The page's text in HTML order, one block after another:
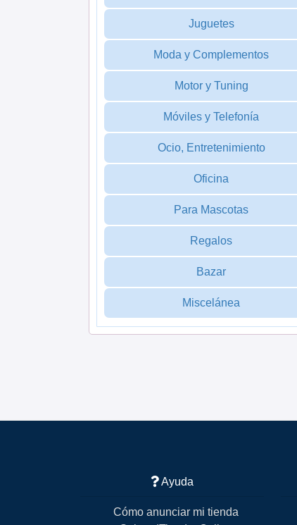
Juguetes
Moda y Complementos
Motor y Tuning
Móviles y Telefonía
Ocio, Entretenimiento
Oficina
Para Mascotas
Regalos
Bazar
Miscelánea
Ayuda
Cómo anunciar mi tienda